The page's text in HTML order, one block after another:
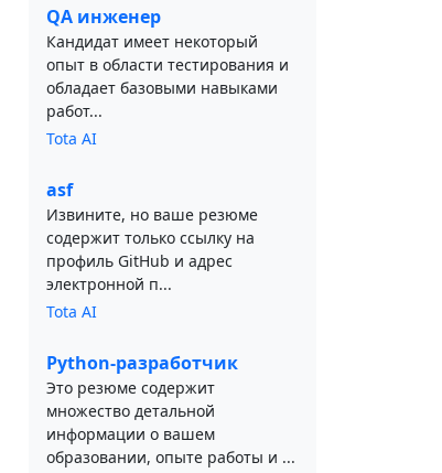
QA инженер
Кандидат имеет некоторый
опыт в области тестирования и
обладает базовыми навыками
работ...
Tota AI
asf
Извините, но ваше резюме
содержит только ссылку на
профиль GitHub и адрес
электронной п...
Tota AI
Python-разработчик
Это резюме содержит
множество детальной
информации о вашем
образовании, опыте работы и ...